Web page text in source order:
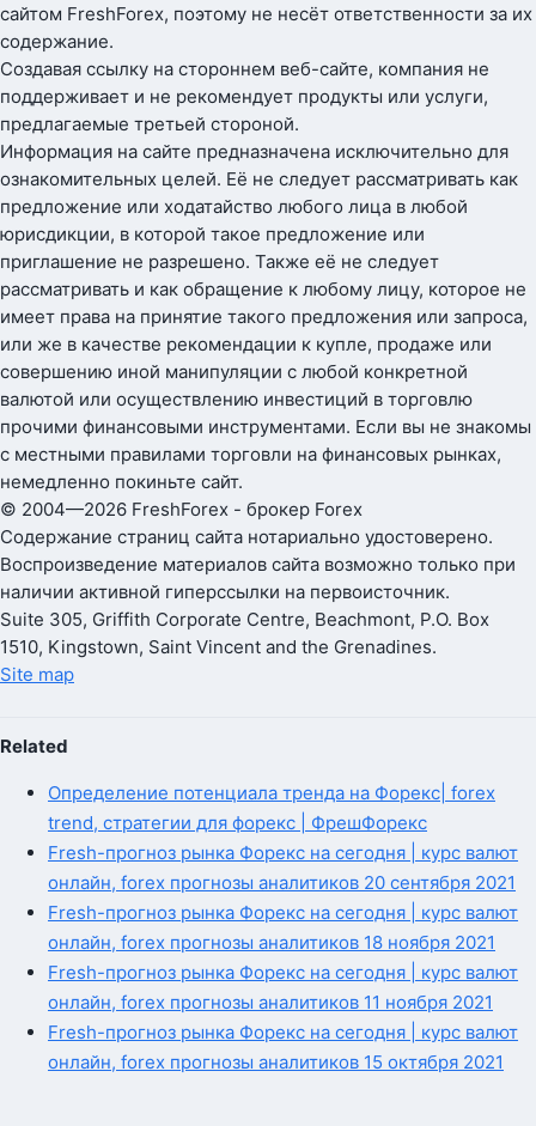
сайтом FreshForex, поэтому не несёт ответственности за их
содержание.
Создавая ссылку на стороннем веб-сайте, компания не
поддерживает и не рекомендует продукты или услуги,
предлагаемые третьей стороной.
Информация на сайте предназначена исключительно для
ознакомительных целей. Её не следует рассматривать как
предложение или ходатайство любого лица в любой
юрисдикции, в которой такое предложение или
приглашение не разрешено. Также её не следует
рассматривать и как обращение к любому лицу, которое не
имеет права на принятие такого предложения или запроса,
или же в качестве рекомендации к купле, продаже или
совершению иной манипуляции с любой конкретной
валютой или осуществлению инвестиций в торговлю
прочими финансовыми инструментами. Если вы не знакомы
с местными правилами торговли на финансовых рынках,
немедленно покиньте сайт.
© 2004—2026 FreshForex - брокер Forex
Содержание страниц сайта нотариально удостоверено.
Воспроизведение материалов сайта возможно только при
наличии активной гиперссылки на первоисточник.
Suite 305, Griffith Corporate Centre, Beachmont, P.O. Box
1510, Kingstown, Saint Vincent and the Grenadines.
Site map
Related
Определение потенциала тренда на Форекс| forex
trend, стратегии для форекс | ФрешФорекс
Fresh-прогноз рынка Форекс на сегодня | курс валют
онлайн, forex прогнозы аналитиков 20 сентября 2021
Fresh-прогноз рынка Форекс на сегодня | курс валют
онлайн, forex прогнозы аналитиков 18 ноября 2021
Fresh-прогноз рынка Форекс на сегодня | курс валют
онлайн, forex прогнозы аналитиков 11 ноября 2021
Fresh-прогноз рынка Форекс на сегодня | курс валют
онлайн, forex прогнозы аналитиков 15 октября 2021